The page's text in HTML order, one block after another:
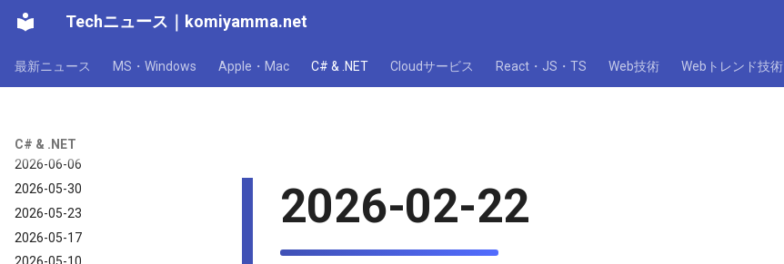
Techニュース komiyamma.net
最新ニュース MS・Windows Apple・Mac C# & .NET Cloudサービス React・JS・TS Web技術 Webトレンド技術
C# & .NET
2026-07-11
2026-07-04
2026-06-13
2026-06-06
2026-05-30
2026-05-23
2026-05-17
2026-02-22